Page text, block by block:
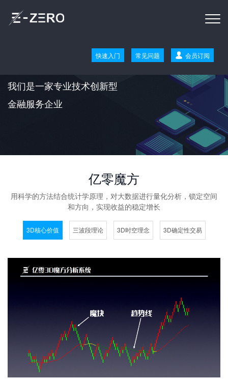
快速入门 常见问题 会员订阅
我们是一家专业技术创新型
金融服务企业
亿零魔方
用科学的方法结合统计学原理，对大数据进行量化分析，锁定空间
和方向，实现收益的稳定增长
3D核心价值 三波段理论 3D时空理念 3D确定性交易